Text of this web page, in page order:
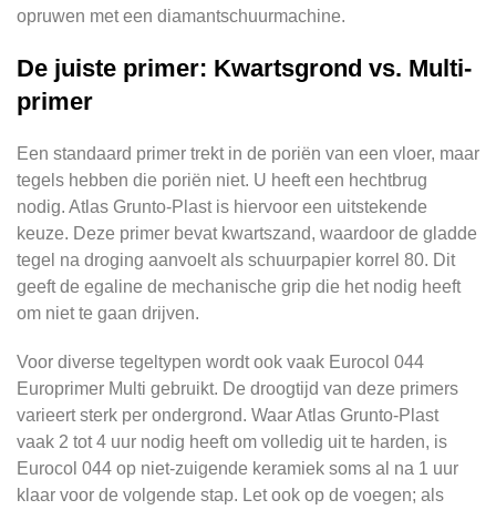
opruwen met een diamantschuurmachine.
De juiste primer: Kwartsgrond vs. Multi-
primer
Een standaard primer trekt in de poriën van een vloer, maar
tegels hebben die poriën niet. U heeft een hechtbrug
nodig. Atlas Grunto-Plast is hiervoor een uitstekende
keuze. Deze primer bevat kwartszand, waardoor de gladde
tegel na droging aanvoelt als schuurpapier korrel 80. Dit
geeft de egaline de mechanische grip die het nodig heeft
om niet te gaan drijven.
Voor diverse tegeltypen wordt ook vaak Eurocol 044
Europrimer Multi gebruikt. De droogtijd van deze primers
varieert sterk per ondergrond. Waar Atlas Grunto-Plast
vaak 2 tot 4 uur nodig heeft om volledig uit te harden, is
Eurocol 044 op niet-zuigende keramiek soms al na 1 uur
klaar voor de volgende stap. Let ook op de voegen; als